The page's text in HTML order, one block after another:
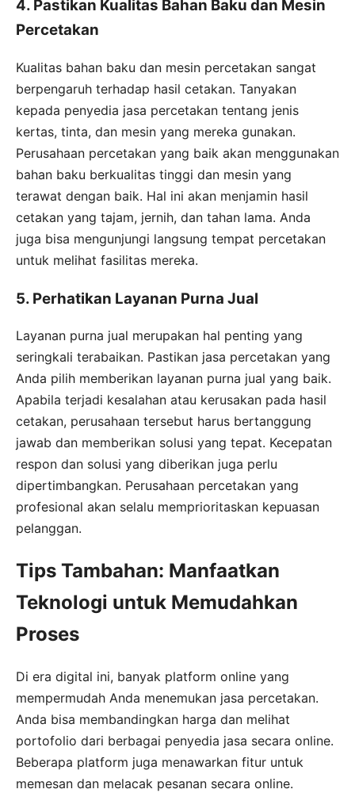
4. Pastikan Kualitas Bahan Baku dan Mesin
Percetakan
Kualitas bahan baku dan mesin percetakan sangat
berpengaruh terhadap hasil cetakan. Tanyakan
kepada penyedia jasa percetakan tentang jenis
kertas, tinta, dan mesin yang mereka gunakan.
Perusahaan percetakan yang baik akan menggunakan
bahan baku berkualitas tinggi dan mesin yang
terawat dengan baik. Hal ini akan menjamin hasil
cetakan yang tajam, jernih, dan tahan lama. Anda
juga bisa mengunjungi langsung tempat percetakan
untuk melihat fasilitas mereka.
5. Perhatikan Layanan Purna Jual
Layanan purna jual merupakan hal penting yang
seringkali terabaikan. Pastikan jasa percetakan yang
Anda pilih memberikan layanan purna jual yang baik.
Apabila terjadi kesalahan atau kerusakan pada hasil
cetakan, perusahaan tersebut harus bertanggung
jawab dan memberikan solusi yang tepat. Kecepatan
respon dan solusi yang diberikan juga perlu
dipertimbangkan. Perusahaan percetakan yang
profesional akan selalu memprioritaskan kepuasan
pelanggan.
Tips Tambahan: Manfaatkan
Teknologi untuk Memudahkan
Proses
Di era digital ini, banyak platform online yang
mempermudah Anda menemukan jasa percetakan.
Anda bisa membandingkan harga dan melihat
portofolio dari berbagai penyedia jasa secara online.
Beberapa platform juga menawarkan fitur untuk
memesan dan melacak pesanan secara online.